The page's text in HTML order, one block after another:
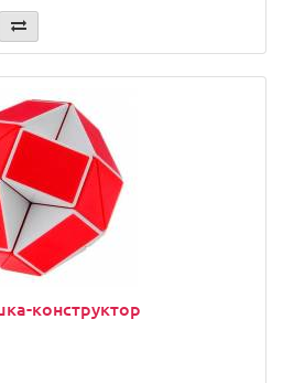
конструктор